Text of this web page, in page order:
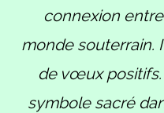
connexion
monde souterrain.
de vœux positifs.
symbole sacré